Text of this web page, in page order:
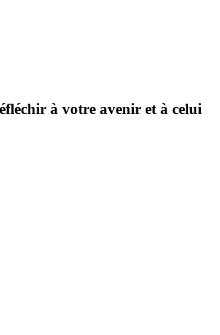
à votre avenir et à celui